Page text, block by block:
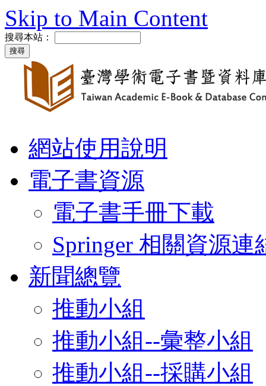
Skip to Main Content
搜尋本站：
網站使用說明
電子書資源
電子書手冊下載
Springer 相關資源連
新聞總覽
推動小組
推動小組--彙整小組
推動小組--採購小組